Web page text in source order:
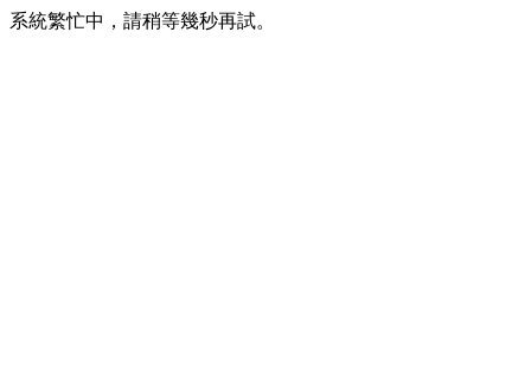
系統繁忙中，請稍等幾秒再試。